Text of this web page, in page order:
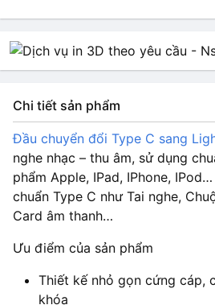
Chi tiết sản phẩm
Đầu chuyển đổi Type C sang
nghe nhạc – thu âm, sử dụng
phẩm Apple, IPad, IPhone,
chuẩn Type C như Tai nghe,
Card âm thanh…
Ưu điểm của sản phẩm
Thiết kế nhỏ gọn cứng cáp,
khóa